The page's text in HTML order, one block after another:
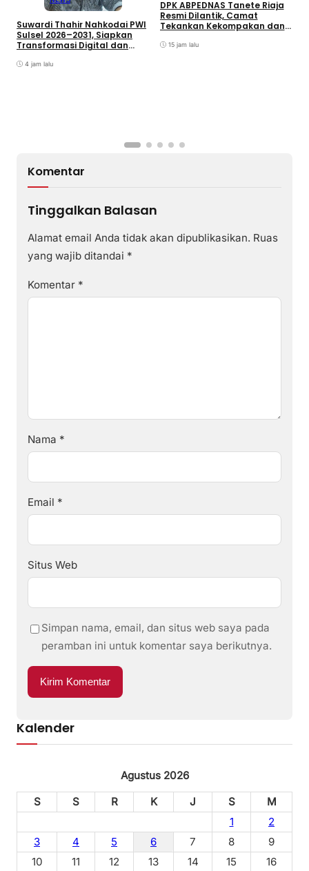
Suwardi Thahir Nahkodai PWI
Sulsel 2026–2031, Siapkan
Transformasi Digital dan
4 jam lalu
DPK ABPEDNAS Tanete Riaja
Resmi Dilantik, Camat
Tekankan Kekompakan dan
15 jam lalu
Komentar
Tinggalkan Balasan
Alamat email Anda tidak akan dipublikasikan. Ruas
yang wajib ditandai *
Komentar *
Nama *
Email *
Situs Web
Simpan nama, email, dan situs web saya pada
peramban ini untuk komentar saya berikutnya.
Kalender
Agustus 2026
S
S R K J S
M
1
2
3
4 5 6 7 8
9
10
11 12 13 14 15
16